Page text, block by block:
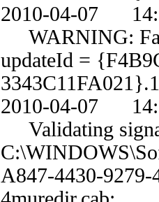
2010-04-07
WARNING:
updateId =
2010-04-07
Validating
A847-4430-